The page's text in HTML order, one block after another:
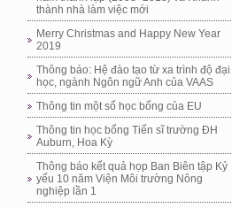
thành nhà làm việc mới
Merry Christmas and Happy New Year
2019
Thông báo: Hệ đào tạo từ xa trình độ đại
học, ngành Ngôn ngữ Anh của VAAS
Thông tin một số học bổng của EU
Thông tin học bổng Tiến sĩ trường ĐH
Auburn, Hoa Kỳ
Thông báo kết quả họp Ban Biên tập Kỷ
yếu 10 năm Viện Môi trường Nông
nghiệp lần 1